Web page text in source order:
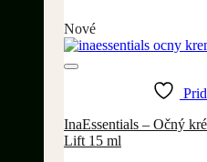
Nové
InaEssentials – Očný
Lift 15 ml